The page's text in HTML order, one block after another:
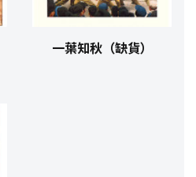
一葉知秋（缺貨）